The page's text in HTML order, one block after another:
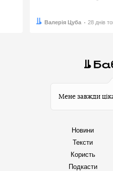
Автор:
Валерія Цуба
Дата: 28 днів
Мене завжди
Новини
Тексти
Користь
Подкасти